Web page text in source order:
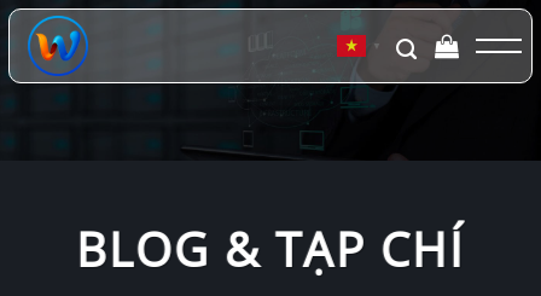
Chuyển
đến
dung
▼
BLOG & TẠP CHÍ